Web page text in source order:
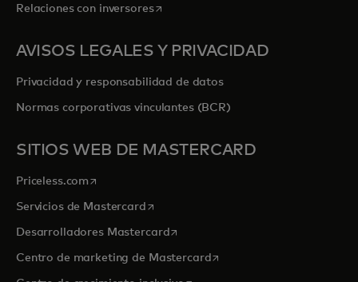
Relaciones con inversoresse abre en una pestaña nueva
AVISOS LEGALES Y PRIVACIDAD
Privacidad y responsabilidad de datos
Normas corporativas vinculantes (BCR)
SITIOS WEB DE MASTERCARD
Priceless.com se abre en una pestaña nueva
Servicios de Mastercardse abre en una pestaña nueva
Desarrolladores Mastercardse abre en una pestaña nueva
Centro de marketing de Mastercardse abre en una pestaña